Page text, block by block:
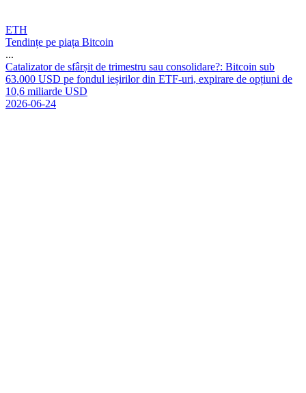
ETH
Tendințe pe piața Bitcoin
...
Catalizator de sfârșit de trimestru sau consolidare?: Bitcoin sub
63.000 USD pe fondul ieșirilor din ETF-uri, expirare de opțiuni de
10,6 miliarde USD
2026-06-24